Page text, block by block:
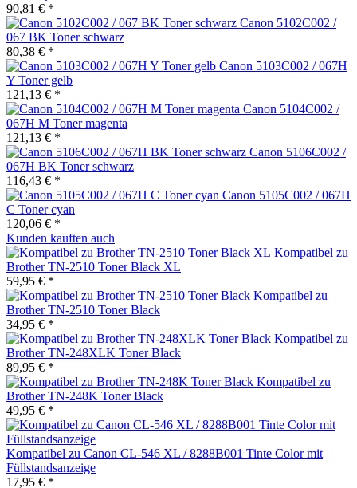
90,81 € *
Canon 5102C002 /
067 BK Toner schwarz
80,38 € *
Canon 5103C002 / 067H
Y Toner gelb
121,13 € *
Canon 5104C002 /
067H M Toner magenta
121,13 € *
Canon 5106C002 /
067H BK Toner schwarz
116,43 € *
Canon 5105C002 / 067H
C Toner cyan
120,06 € *
Kunden kauften auch
Kompatibel zu
Brother TN-2510 Toner Black XL
59,95 € *
Kompatibel zu
Brother TN-2510 Toner Black
34,95 € *
Kompatibel zu
Brother TN-248XLK Toner Black
89,95 € *
Kompatibel zu
Brother TN-248K Toner Black
49,95 € *
Kompatibel zu Canon CL-546 XL / 8288B001 Tinte Color mit
Füllstandsanzeige
17,95 € *